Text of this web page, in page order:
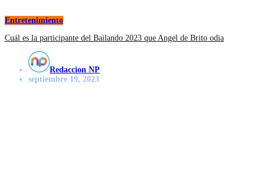
Entretenimiento
Cuál es la participante del Bailando 2023 que Angel de Brito odia
Redaccion NP
septiembre 19, 2023